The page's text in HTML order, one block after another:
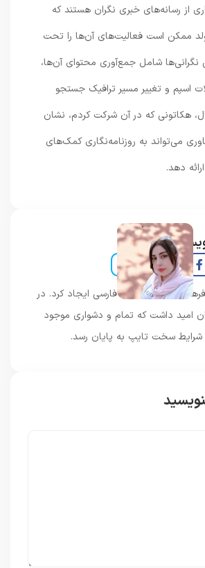
رسانه‌های خبری نگران هستند که
است فعالیت‌های آن‌ها را تحت
شامل جمع‌آوری محتوای آن‌ها،
و تغییر مسیر ترافیک جستجو
که در آن شرکت کردم، نشان
به روزنامه‌نگاری کمک‌های
و خبرنگار
در زبان فارسی ایجاد کرد. در
داشت که تمام و دشواری موجود
سخت تایپ به پایان رسد.